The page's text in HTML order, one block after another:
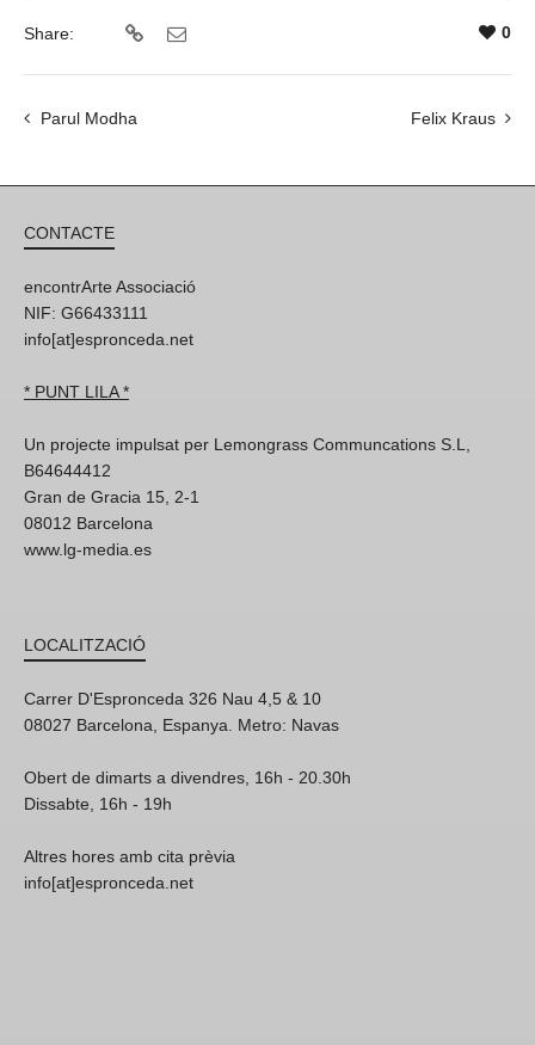
Share: 0
Parul Modha Felix Kraus
CONTACTE
encontrArte Associació
NIF: G66433111
info[at]espronceda.net
* PUNT LILA *
Un projecte impulsat per Lemongrass Communcations S.L,
B64644412
Gran de Gracia 15, 2-1
08012 Barcelona
www.lg-media.es
LOCALITZACIÓ
Carrer D'Espronceda 326 Nau 4,5 & 10
08027 Barcelona, Espanya. Metro: Navas
Obert de dimarts a divendres, 16h - 20.30h
Dissabte, 16h - 19h
Altres hores amb cita prèvia
info[at]espronceda.net